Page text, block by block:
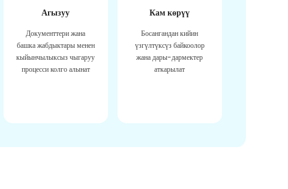
Агызуу
Документтери жана
башка жабдыктары менен
кыйынчылыксыз чыгаруу
процесси колго алынат
Кам көрүү
Босангандан кийин
үзгүлтүксүз байкоолор
жана дары-дармектер
аткарылат